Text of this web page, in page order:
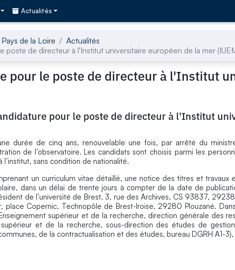
Actualités
de la Loire
Actualités
poste de directeur à l'Institut universitaire européen de la mer
pour le poste de directeur à l'Institut
pour le poste de directeur à l'Institut
durée de cinq ans, renouvelable une fois, par arrêté du
de l’observatoire. Les candidats sont choisis parmi les
sans condition de nationalité.
un curriculum vitae détaillé, une notice des titres et
dans un délai de trente jours à compter de la date de
de l’université de Brest, 3, rue des Archives, CS 93837,
place Copernic, Technopôle de Brest-Iroise, 29280 Plouzané.
supérieur et de la recherche, direction générale des
supérieur et de la recherche, sous-direction des études de
de la contractualisation et des études, bureau DGRH A1-